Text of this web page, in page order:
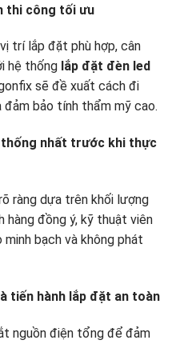
thi công tối ưu
trí lắp đặt phù hợp, cân
hệ thống lắp đặt đèn led
sẽ đề xuất cách đi
đảm bảo tính thẩm mỹ cao.
thống nhất trước khi thực
ràng dựa trên khối lượng
hàng đồng ý, kỹ thuật viên
bạch và không phát
tiến hành lắp đặt an toàn
nguồn điện tổng để đảm